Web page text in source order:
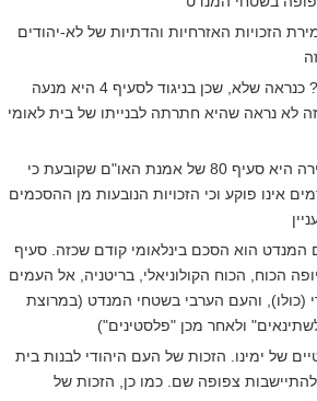
תנאי של שמירת הזכויות האזרחיות והדתיות של לא-יהודים
האם בריטניה עמדה בתנאי המנדט? כנראה שלא, שכן בניגוד לסעיף 4 היא מנעה
התיישבות יהודית ובניגוד לסעיף 2 זה לא נראה שהיא חתרתה לבנייתו של בית לאומי
עתה, מה שהרשומה מעלה לא מזכירה היא סעיף 80 של אמנת האו"ם שקובעת כי
אינו פוקע וכי הזכויות הנובעות מן ההסכמים
הוא הסכם בינלאומי קודם שכזה. סעיף
הכוח, הכוח הקולוניאלי, בריטניה, אל העמים
(כולו), והעם הערבי בשטחי המנדט (במרוצת
של ימינו. הזכות של העם היהודי לבנות בית
צפופה שם. כמו כן, הזכות של